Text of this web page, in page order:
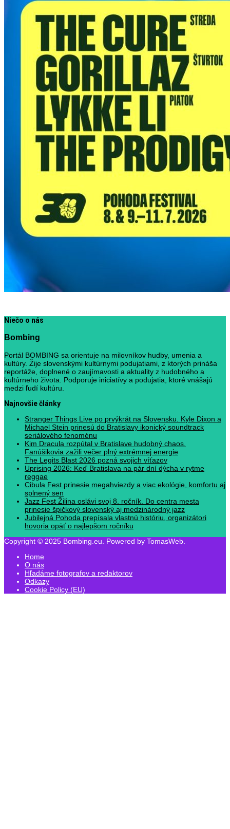
Niečo o nás
Bombing
Portál BOMBING sa orientuje na milovníkov hudby, umenia a
kultúry. Žije slovenskými kultúrnymi podujatiami, z ktorých prináša
reportáže, doplnené o zaujímavosti a aktuality z hudobného a
kultúrneho života. Podporuje iniciatívy a podujatia, ktoré vnášajú
medzi ľudí kultúru.
Najnovšie články
Stranger Things Live po prvýkrát na Slovensku. Kyle Dixon a
Michael Stein prinesú do Bratislavy ikonický soundtrack
seriálového fenoménu
Kim Dracula rozpútal v Bratislave hudobný chaos.
Fanúšikovia zažili večer plný extrémnej energie
The Legits Blast 2026 pozná svojich víťazov
Uprising 2026: Keď Bratislava na pár dní dýcha v rytme
reggae
Cibula Fest prinesie megahviezdy a viac ekológie, komfortu aj
splnený sen
Jazz Fest Žilina oslávi svoj 8. ročník. Do centra mesta
prinesie špičkový slovenský aj medzinárodný jazz
Jubilejná Pohoda prepísala vlastnú históriu, organizátori
hovoria opäť o najlepšom ročníku
Copyright © 2025 Bombing.eu. Powered by TomasWeb.
Home
O nás
Hľadáme fotografov a redaktorov
Odkazy
Cookie Policy (EU)